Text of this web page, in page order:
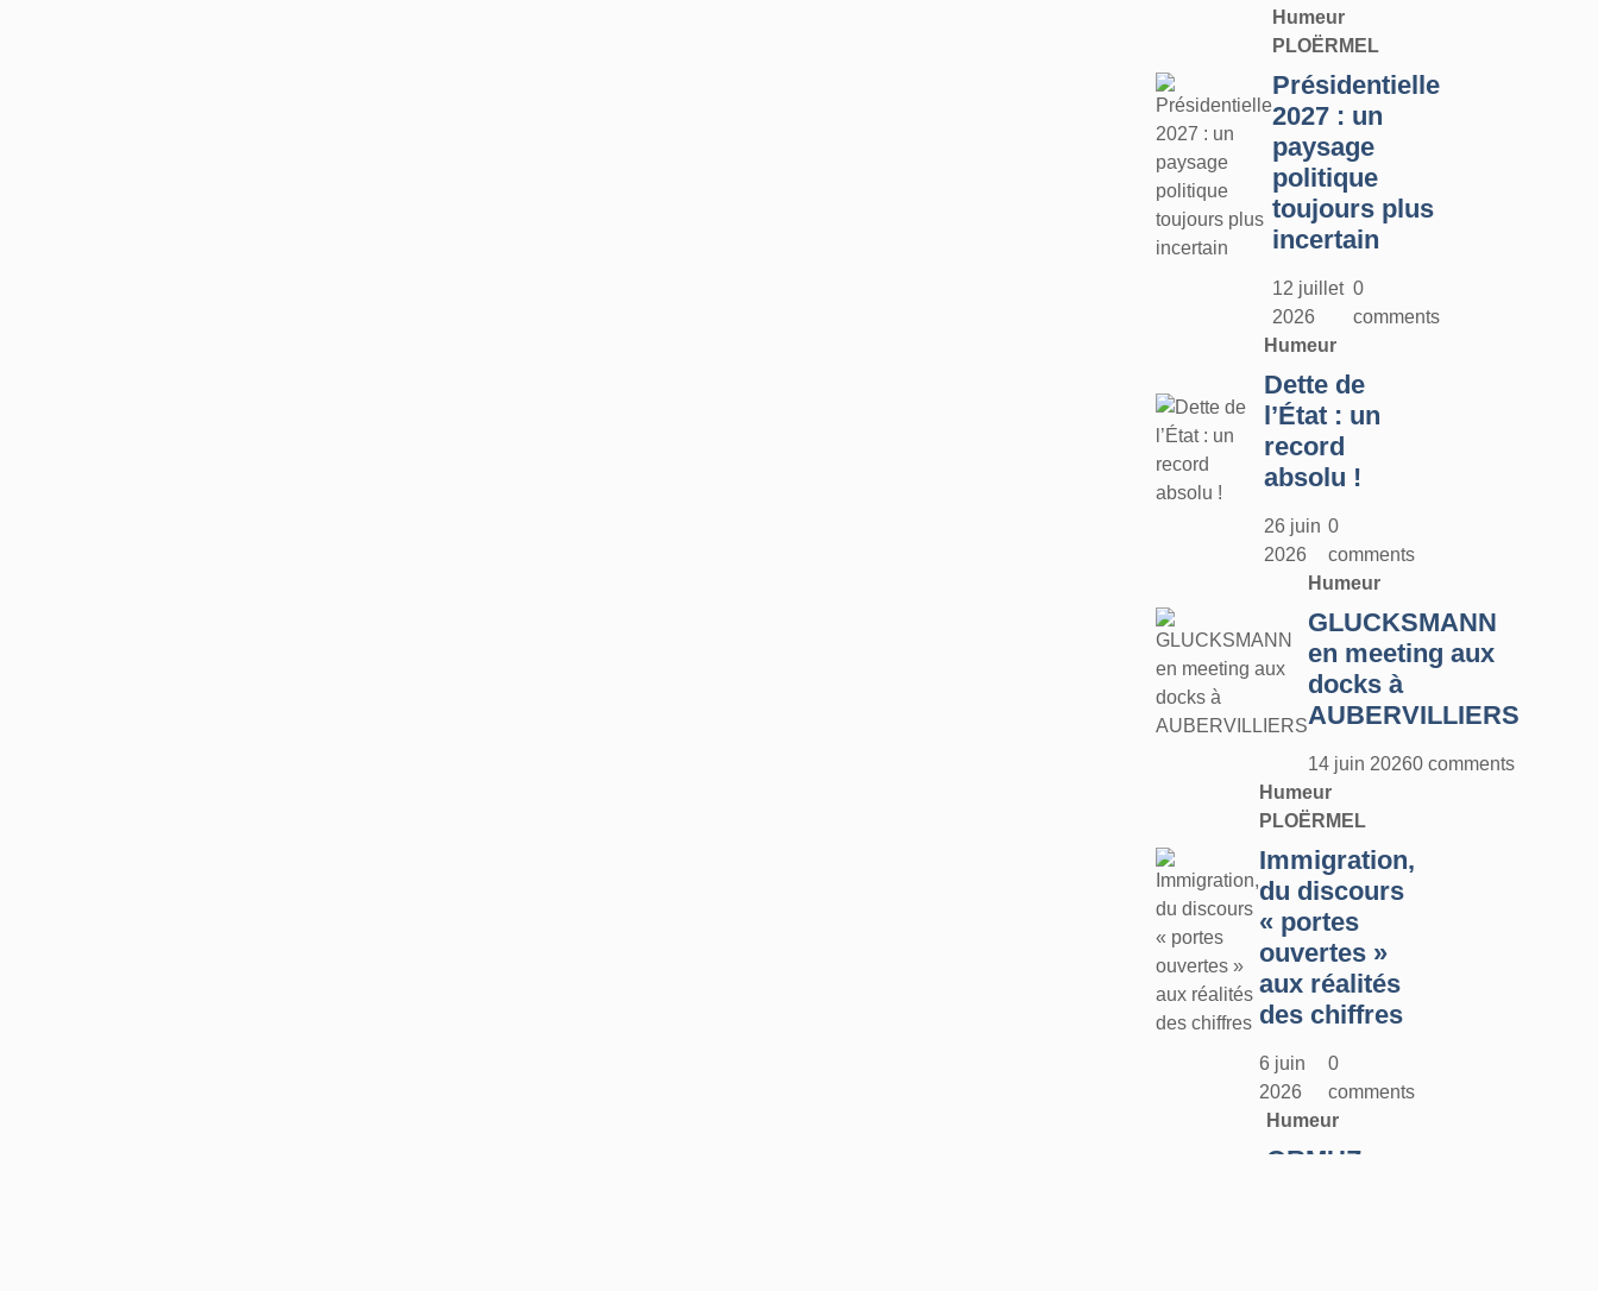
Humeur
PLOËRMEL
Présidentielle
2027 : un
paysage
politique
toujours plus
incertain
12 juillet
2026
0
comments
Humeur
Dette de
l’État : un
record
absolu !
26 juin
2026
0
comments
Humeur
GLUCKSMANN
en meeting aux
docks à
AUBERVILLIERS
14 juin 20260 comments
Humeur
PLOËRMEL
Immigration,
du discours
« portes
ouvertes »
aux réalités
des chiffres
6 juin
2026
0
comments
Humeur
ORMUZ :